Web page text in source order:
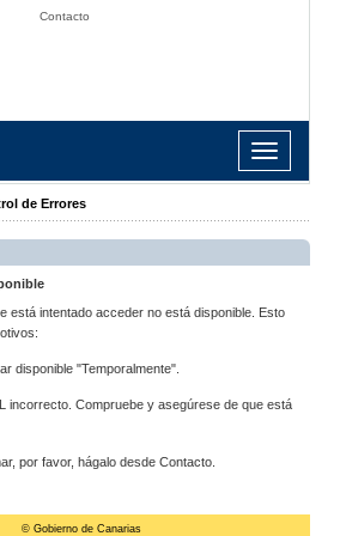
Contacto
Toggle
navigation
de Errores
está intentado acceder no está disponible. Esto
disponible "Temporalmente".
incorrecto. Compruebe y asegúrese de que está
por favor, hágalo desde Contacto.
© Gobierno de Canarias